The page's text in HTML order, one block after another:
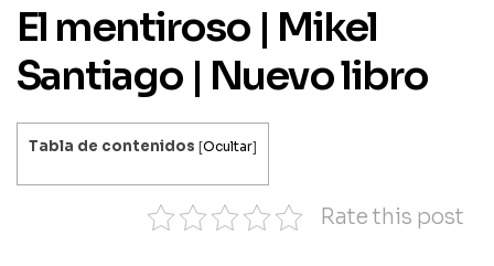
El mentiroso | Mikel
Santiago | Nuevo libro
Tabla de contenidos [Ocultar]
Rate this post